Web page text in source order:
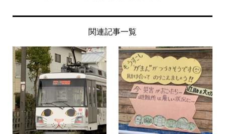
関連記事一覧